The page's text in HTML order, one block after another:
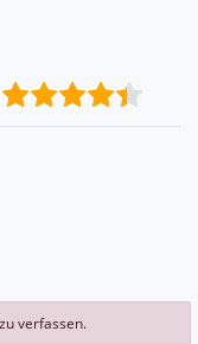
verfassen.